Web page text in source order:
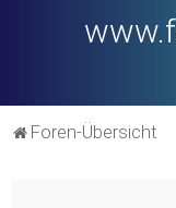
Foren-Übersicht